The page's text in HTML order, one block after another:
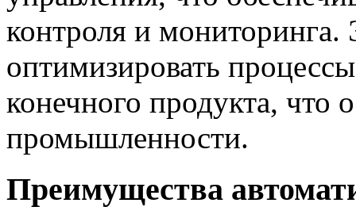
контроля и мониторинга.
оптимизировать
конечного продукта, что
промышленности.
Преимущества